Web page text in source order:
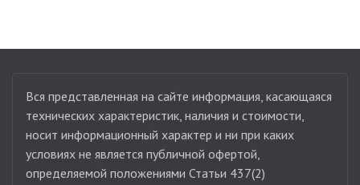
Вся представленная на сайте информация, касающаяся
технических характеристик, наличия и стоимости,
носит информационный характер и ни при каких
условиях не является публичной офертой,
определяемой положениями Статьи 437(2)